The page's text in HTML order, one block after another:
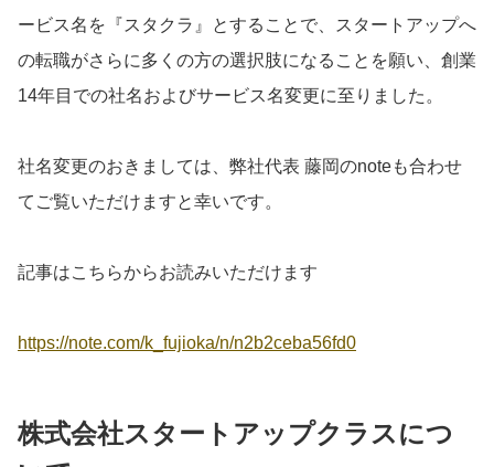
ービス名を『スタクラ』とすることで、スタートアップへ
の転職がさらに多くの方の選択肢になることを願い、創業
14年目での社名およびサービス名変更に至りました。
社名変更のおきましては、弊社代表 藤岡のnoteも合わせ
てご覧いただけますと幸いです。
記事はこちらからお読みいただけます
https://note.com/k_fujioka/n/n2b2ceba56fd0
株式会社スタートアップクラスにつ